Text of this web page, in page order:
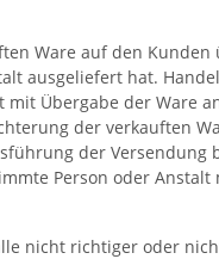
Ware auf den Kunden
ausgeliefert hat.
Übergabe der Ware
der verkauften
der Versendung
Person oder
nicht richtiger oder